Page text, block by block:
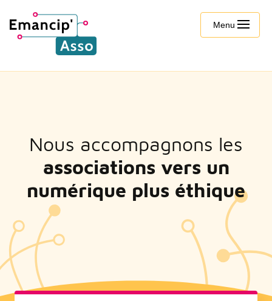
Menu
Nous accompagnons les
associations vers un
numérique plus éthique